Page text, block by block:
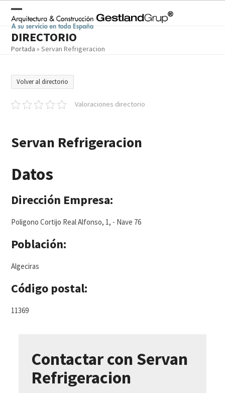
contentOpen
mobile
menu
Close
mobile
menu
DIRECTORIO
Portada »Servan Refrigeracion
Volver al directorio
Valoraciones directorio
Servan Refrigeracion
Datos
Dirección Empresa:
Poligono Cortijo Real Alfonso, 1, - Nave 76
Población:
Algeciras
Código postal:
11369
Contactar con Servan
Refrigeracion